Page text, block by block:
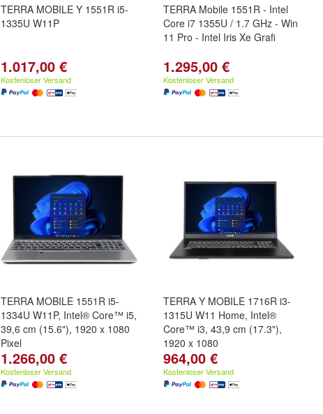
TERRA MOBILE Y 1551R i5-
1335U W11P
1.017,00 €
Kostenloser Versand
TERRA Mobile 1551R - Intel
Core i7 1355U / 1.7 GHz - Win
11 Pro - Intel Iris Xe Grafi
1.295,00 €
Kostenloser Versand
TERRA MOBILE 1551R i5-
1334U W11P, Intel® Core™ i5,
39,6 cm (15.6"), 1920 x 1080
Pixel
1.266,00 €
Kostenloser Versand
TERRA Y MOBILE 1716R i3-
1315U W11 Home, Intel®
Core™ i3, 43,9 cm (17.3"),
1920 x 1080
964,00 €
Kostenloser Versand